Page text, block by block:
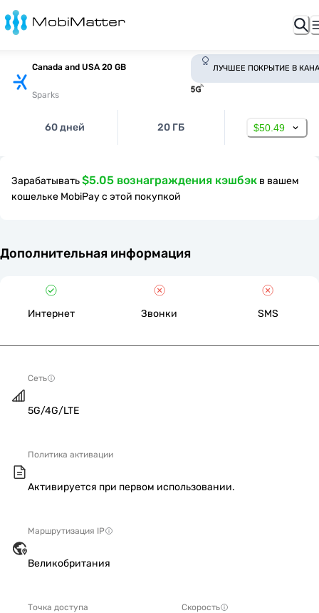
Canada and USA 20 GB
Sparks
ЛУЧШЕЕ ПОКРЫТИЕ В
60 дней 20 ГБ $50.49
Зарабатывать$5.05 вознаграждения кэшбэк в вашем
кошельке MobiPay с этой покупкой
Дополнительная информация
Интернет Звонки SMS
Сеть
5G/4G/LTE
Политика активации
Активируется при первом использовании.
Маршрутизация IP
Великобритания
Точка доступа Скорость